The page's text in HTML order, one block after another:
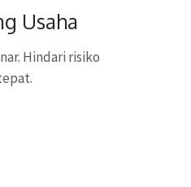
Usaha
Hindari risiko